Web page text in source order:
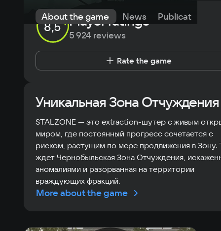
About the game News Publications
8,5 Player ratings
5 924 reviews
Rate the game
Уникальная Зона Отчуждения
STALZONE — это extraction-шутер с живым
миром, где постоянный прогресс сочетается с
риском, растущим по мере продвижения в Зону.
ждет Чернобыльская Зона Отчуждения,
аномалиями и разорванная на территории
враждующих фракций.
More about the game